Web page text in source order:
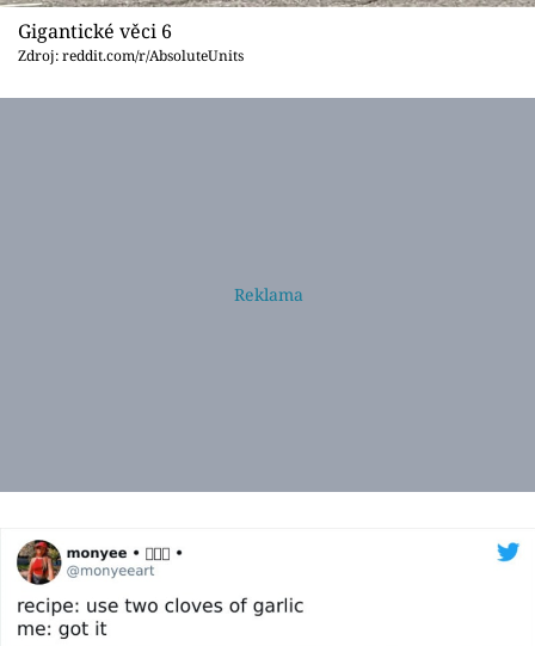
Gigantické věci 6
Zdroj: reddit.com/r/AbsoluteUnits